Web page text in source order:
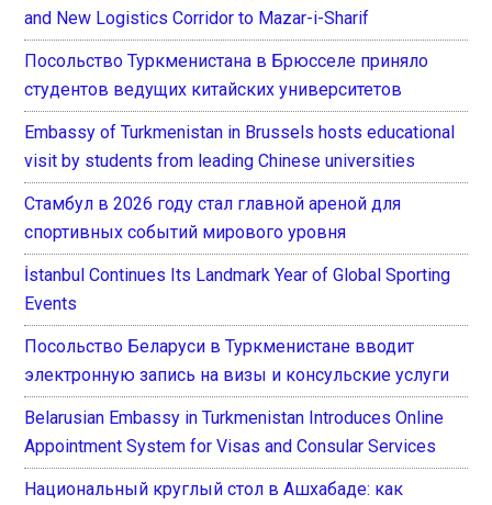
and New Logistics Corridor to Mazar-i-Sharif
Посольство Туркменистана в Брюсселе приняло
студентов ведущих китайских университетов
Embassy of Turkmenistan in Brussels hosts educational
visit by students from leading Chinese universities
Стамбул в 2026 году стал главной ареной для
спортивных событий мирового уровня
İstanbul Continues Its Landmark Year of Global Sporting
Events
Посольство Беларуси в Туркменистане вводит
электронную запись на визы и консульские услуги
Belarusian Embassy in Turkmenistan Introduces Online
Appointment System for Visas and Consular Services
Национальный круглый стол в Ашхабаде: как